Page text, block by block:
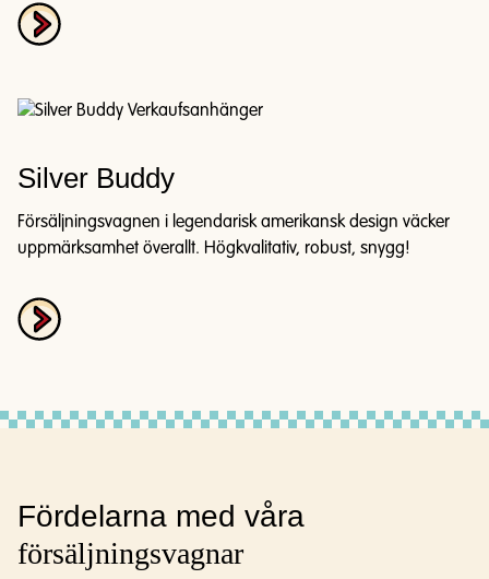
Silver Buddy
Försäljningsvagnen i legendarisk amerikansk design väcker
uppmärksamhet överallt. Högkvalitativ, robust, snygg!
Fördelarna med våra
försäljningsvagnar